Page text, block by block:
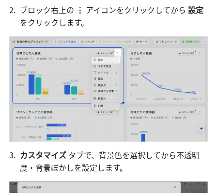
ブロック右上の ⋮ アイコンをクリックしてから
をクリックします。
カスタマイズ タブで、背景色を選択してから不透明
度・背景ぼかしを設定します。